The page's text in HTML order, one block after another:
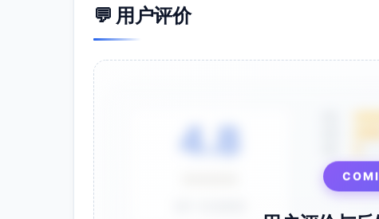
持续优化建议
动态加速：根据入住高峰与淡旺季调整周中
积分成本外溢：加速倍数过高导致负毛利；
协议价滥用：企业代码外泄或不合规预订；
系统故障与峰时拥堵：自助机或移动钥匙不
💬 用户评价
4.8